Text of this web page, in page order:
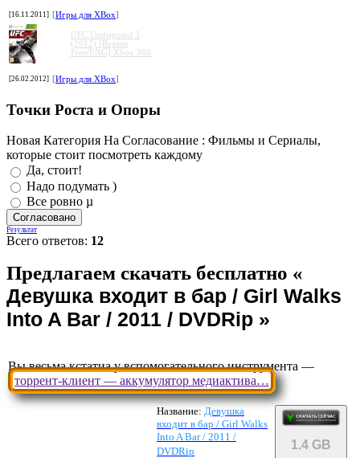
[16.11.2011] [Игры для XBox]
UFC Undisputed 3
(2012) [Region
Free/ENG] Xbox 360
[26.02.2012] [Игры для XBox]
Точки Роста и Опоры
Новая Категория На Согласование : Фильмы и Сериалы,
которые стоит посмотреть каждому
Да, стоит!
Надо подумать )
Все ровно µ
Результат
Всего ответов: 12
Вы весьма кстатиа у вспомогательного инструмента —
торрент-клиент — аккумулятор медиактива…
Название: Девушка
входит в бар / Girl Walks
Into A Bar / 2011 /
DVDRip
1.4 GB